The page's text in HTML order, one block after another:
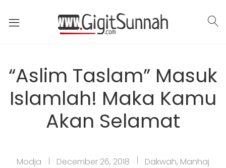
“Aslim Taslam” Masuk
Islamlah! Maka Kamu
Akan Selamat
Modja December 26, 2018 Dakwah, Manhaj